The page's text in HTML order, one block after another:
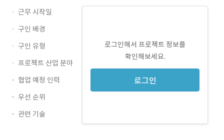
로그인해서 프로젝트 정보를
확인해보세요.
로그인
근무 시작일
구인 배경
구인 유형
프로젝트 산업 분야
협업 예정 인력
우선 순위
관련 기술